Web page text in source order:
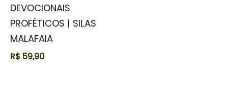
DEVOCIONAIS
PROFÉTICOS | SILAS
MALAFAIA
R$59,90